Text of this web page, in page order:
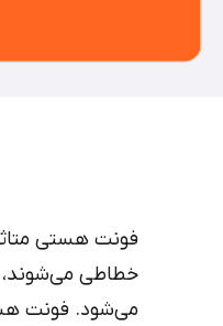
فونت هستی
خطاطی می‌شوند،
می‌شود. فونت